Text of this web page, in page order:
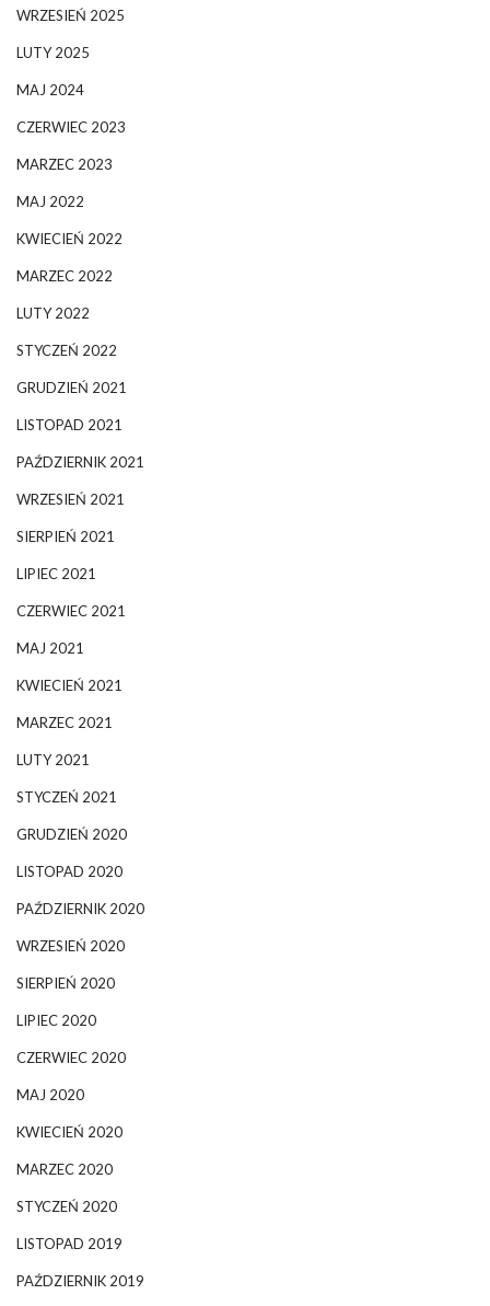
WRZESIEŃ 2025
LUTY 2025
MAJ 2024
CZERWIEC 2023
MARZEC 2023
MAJ 2022
KWIECIEŃ 2022
MARZEC 2022
LUTY 2022
STYCZEŃ 2022
GRUDZIEŃ 2021
LISTOPAD 2021
PAŹDZIERNIK 2021
WRZESIEŃ 2021
SIERPIEŃ 2021
LIPIEC 2021
CZERWIEC 2021
MAJ 2021
KWIECIEŃ 2021
MARZEC 2021
LUTY 2021
STYCZEŃ 2021
GRUDZIEŃ 2020
LISTOPAD 2020
PAŹDZIERNIK 2020
WRZESIEŃ 2020
SIERPIEŃ 2020
LIPIEC 2020
CZERWIEC 2020
MAJ 2020
KWIECIEŃ 2020
MARZEC 2020
STYCZEŃ 2020
LISTOPAD 2019
PAŹDZIERNIK 2019